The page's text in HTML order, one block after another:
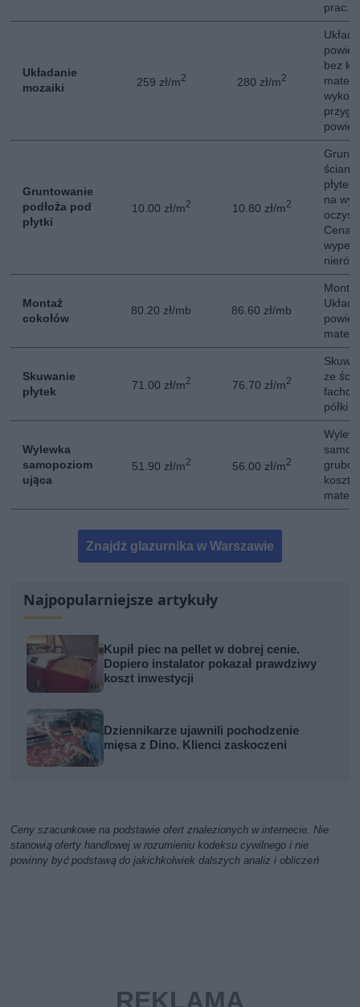
prac.
Układanie
mozaiki
259 zł/m2 280 zł/m2
bez
Gruntowanie
podłoża pod
płytki
10.00 zł/m2 10.80 zł/m2
ścian
na
Cena
Montaż
cokołów
80.20 zł/mb 86.60 zł/mb
Skuwanie
płytek
71.00 zł/m2 76.70 zł/m2
ze
półki
Wylewka
samopoziom
ująca
51.90 zł/m2 56.00 zł/m2
Znajdź glazurnika w Warszawie
Najpopularniejsze artykuły
Kupił piec na pellet w dobrej cenie.
Dopiero instalator pokazał prawdziwy
koszt inwestycji
Dziennikarze ujawnili pochodzenie
mięsa z Dino. Klienci zaskoczeni
Ceny szacunkowe na podstawie ofert znalezionych w internecie. Nie
stanowią oferty handlowej w rozumieniu kodeksu cywilnego i nie
powinny być podstawą do jakichkolwiek dalszych analiz i obliczeń